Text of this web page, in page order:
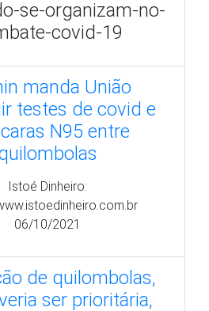
Istoé Dinheiro:
de quilombolas,
ser prioritária,
a passos lentos
- https://portalgiro.com/
30/09/2021
do país, acesso à
covid-19 mobiliza
quilombolas